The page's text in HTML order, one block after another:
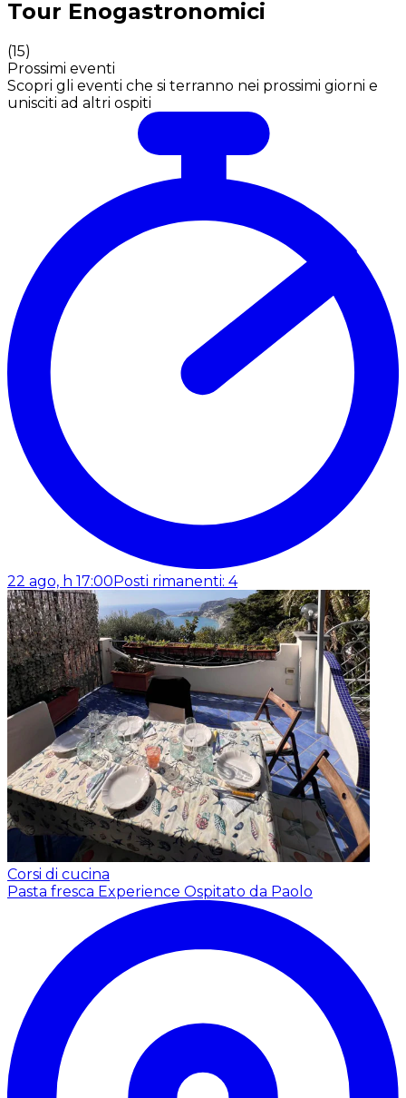
Tour Enogastronomici
(15)
Prossimi eventi
Scopri gli eventi che si terranno nei prossimi giorni e
unisciti ad altri ospiti
22 ago, h 17:00 Posti rimanenti: 4
Corsi di cucina
Pasta fresca Experience Ospitato da Paolo